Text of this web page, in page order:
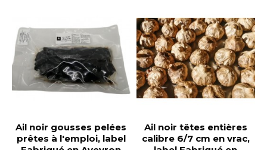
Ail noir gousses pelées
prêtes à l'emploi, label
Ail noir têtes entières
calibre 6/7 cm en vrac,